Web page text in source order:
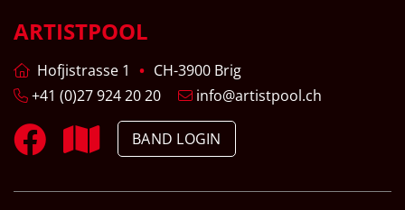
ARTISTPOOL
Hofjistrasse 1
CH-3900 Brig
+41 (0)27 924 20 20
info@artistpool.ch
BAND LOGIN